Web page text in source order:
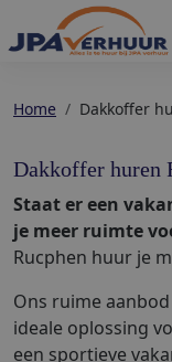
Home Dakkoffer
Dakkoffer huren
Staat er een
je meer ruimte
Rucphen huur je
Ons ruime
ideale oplossing
een sportieve